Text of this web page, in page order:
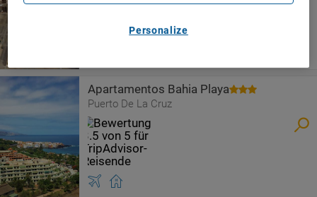
Apartamentos Bahia Playa
Puerto De La Cruz
Personalize